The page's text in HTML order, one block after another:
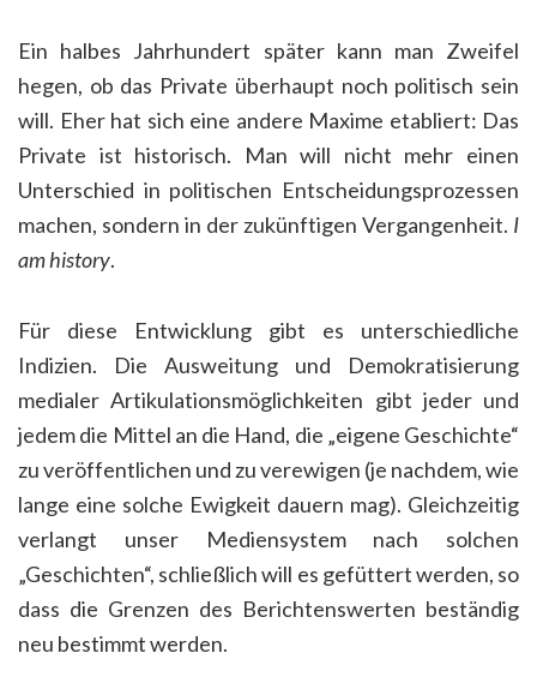
Ein halbes Jahrhundert später kann man Zweifel
hegen, ob das Private überhaupt noch politisch sein
will. Eher hat sich eine andere Maxime etabliert: Das
Private ist historisch. Man will nicht mehr einen
Unterschied in politischen Entscheidungsprozessen
machen, sondern in der zukünftigen Vergangenheit. I
am history.
Für diese Entwicklung gibt es unterschiedliche
Indizien. Die Ausweitung und Demokratisierung
medialer Artikulationsmöglichkeiten gibt jeder und
jedem die Mittel an die Hand, die „eigene Geschichte“
zu veröffentlichen und zu verewigen (je nachdem, wie
lange eine solche Ewigkeit dauern mag). Gleichzeitig
verlangt unser Mediensystem nach solchen
„Geschichten“, schließlich will es gefüttert werden, so
dass die Grenzen des Berichtenswerten beständig
neu bestimmt werden.